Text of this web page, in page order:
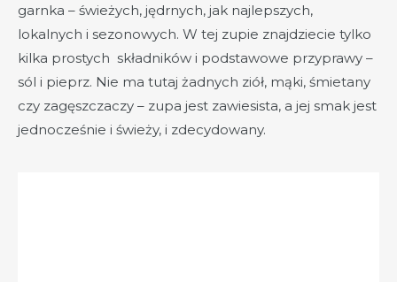
garnka – świeżych, jędrnych, jak najlepszych,
lokalnych i sezonowych. W tej zupie znajdziecie tylko
kilka prostych składników i podstawowe przyprawy –
sól i pieprz. Nie ma tutaj żadnych ziół, mąki, śmietany
czy zagęszczaczy – zupa jest zawiesista, a jej smak jest
jednocześnie i świeży, i zdecydowany.